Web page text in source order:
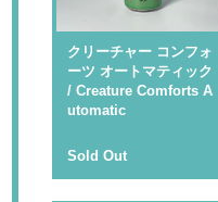
クリーチャー コンフォ
ーツ オートマティック
/ Creature Comforts A
utomatic
Sold Out